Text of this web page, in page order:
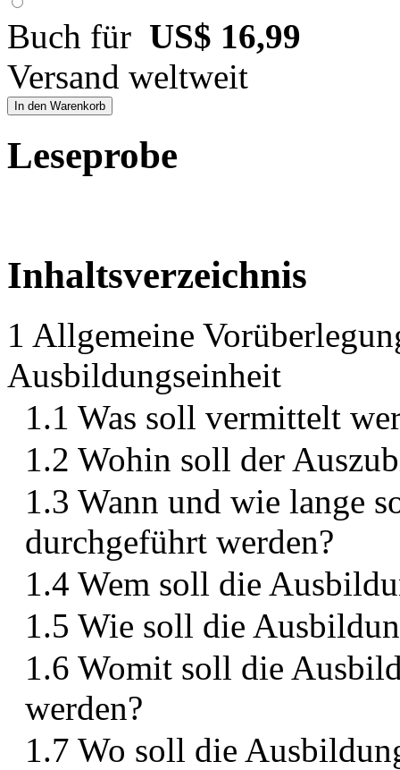
Buch für US$ 16,99
Versand weltweit
In den Warenkorb
Leseprobe
Inhaltsverzeichnis
1 Allgemeine
Ausbildungseinheit
1.1 Was soll vermittelt
1.2 Wohin soll der
1.3 Wann und wie lange
durchgeführt werden?
1.4 Wem soll die
1.5 Wie soll die
1.6 Womit soll die
werden?
1.7 Wo soll die